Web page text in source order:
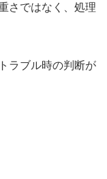
さではなく、処理
ラブル時の判断が